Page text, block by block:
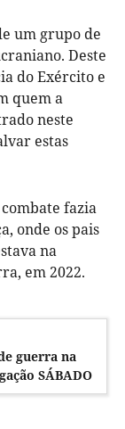
um grupo de
Deste
do Exército e
quem a
neste
estas
fazia
onde os pais
na
em 2022.
guerra na
SÁBADO